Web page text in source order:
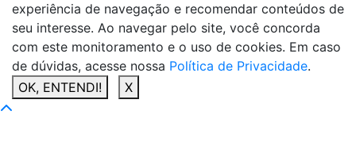
experiência de navegação e recomendar conteúdos de
seu interesse. Ao navegar pelo site, você concorda
com este monitoramento e o uso de cookies. Em caso
de dúvidas, acesse nossa Política de Privacidade.
OK, ENTENDI!
X